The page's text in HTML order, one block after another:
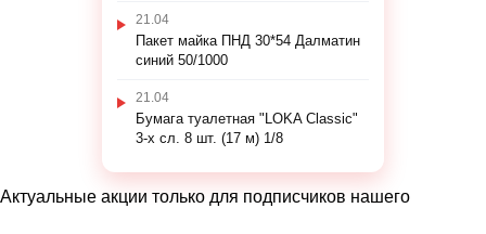
21.04
Пакет майка ПНД 30*54 Далматин
синий 50/1000
21.04
Бумага туалетная "LOKA Classic"
3-х сл. 8 шт. (17 м) 1/8
Актуальные акции только для подписчиков нашего